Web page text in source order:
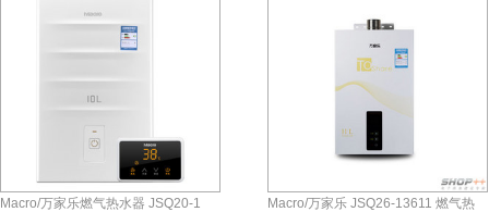
Macro/万家乐燃气热水器 JSQ20-1 Macro/万家乐 JSQ26-13611 燃气热